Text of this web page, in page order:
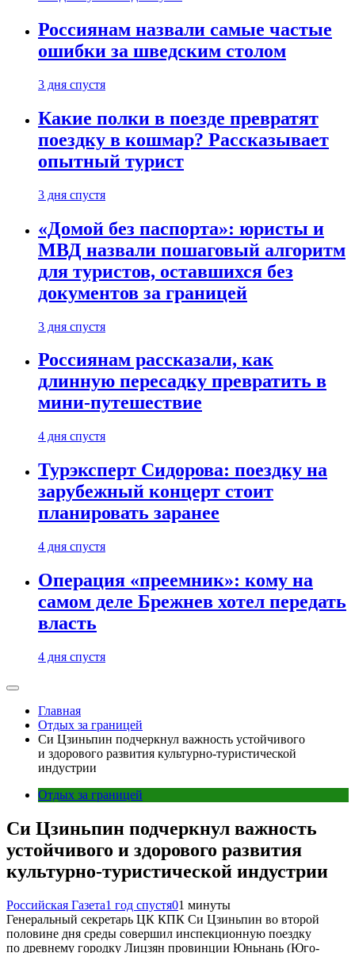
Россиянам назвали самые частые
ошибки за шведским столом
3 дня спустя
Какие полки в поезде превратят
поездку в кошмар? Рассказывает
опытный турист
3 дня спустя
«Домой без паспорта»: юристы и
МВД назвали пошаговый алгоритм
для туристов, оставшихся без
документов за границей
3 дня спустя
Россиянам рассказали, как
длинную пересадку превратить в
мини-путешествие
4 дня спустя
Турэксперт Сидорова: поездку на
зарубежный концерт стоит
планировать заранее
4 дня спустя
Операция «преемник»: кому на
самом деле Брежнев хотел передать
власть
4 дня спустя
Главная
Отдых за границей
Си Цзиньпин подчеркнул важность устойчивого
и здорового развития культурно-туристической
индустрии
Отдых за границей
Си Цзиньпин подчеркнул важность
устойчивого и здорового развития
культурно-туристической индустрии
Российская Газета1 год спустя01 минуты
Генеральный секретарь ЦК КПК Си Цзиньпин во второй
половине дня среды совершил инспекционную поездку
по древнему городку Лицзян провинции Юньнань (Юго-